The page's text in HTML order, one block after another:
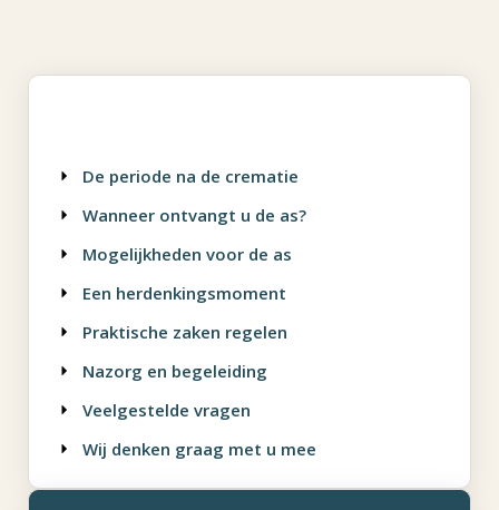
De periode na de crematie
Wanneer ontvangt u de as?
Mogelijkheden voor de as
Een herdenkingsmoment
Praktische zaken regelen
Nazorg en begeleiding
Veelgestelde vragen
Wij denken graag met u mee